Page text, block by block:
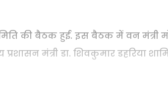
की बैठक हुई. इस बैठक में वन मंत्री
प्रशासन मंत्री डा. शिवकुमार डहरिया